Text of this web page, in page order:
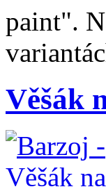
paint".
Věšák